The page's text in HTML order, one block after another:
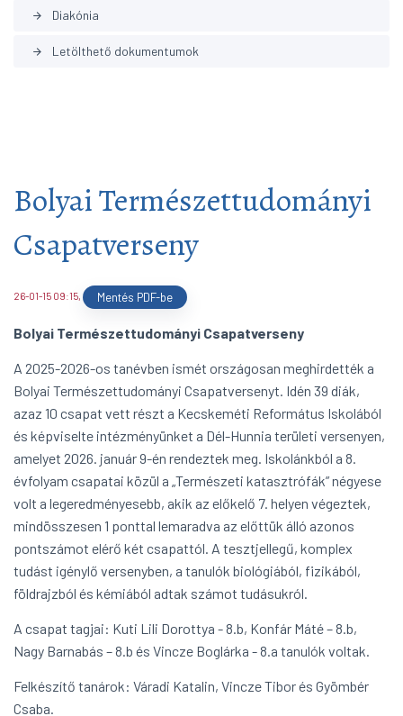
arrow_forward Diakónia
arrow_forward Letölthető dokumentumok
Bolyai Természettudományi
Csapatverseny
26-01-15 09:15, Mentés PDF-be
Bolyai Természettudományi Csapatverseny
A 2025-2026-os tanévben ismét országosan meghirdették a
Bolyai Természettudományi Csapatversenyt. Idén 39 diák,
azaz 10 csapat vett részt a Kecskeméti Református Iskolából
és képviselte intézményünket a Dél-Hunnia területi versenyen,
amelyet 2026. január 9-én rendeztek meg. Iskolánkból a 8.
évfolyam csapatai közül a „Természeti katasztrófák” négyese
volt a legeredményesebb, akik az előkelő 7. helyen végeztek,
mindösszesen 1 ponttal lemaradva az előttük álló azonos
pontszámot elérő két csapattól. A tesztjellegű, komplex
tudást igénylő versenyben, a tanulók biológiából, fizikából,
földrajzból és kémiából adtak számot tudásukról.
A csapat tagjai: Kuti Lili Dorottya - 8.b, Konfár Máté – 8.b,
Nagy Barnabás – 8.b és Vincze Boglárka - 8.a tanulók voltak.
Felkészítő tanárok: Váradi Katalin, Vincze Tibor és Gyömbér
Csaba.